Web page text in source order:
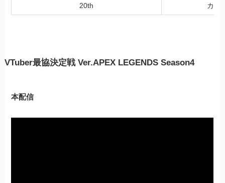
20th カワ
VTuber最協決定戦 Ver.APEX LEGENDS Season4
本配信